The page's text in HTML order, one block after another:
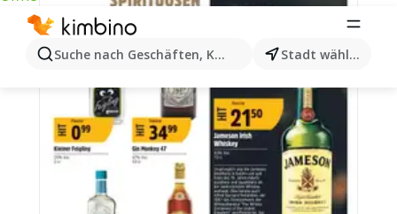
Suche nach Geschäften, Kategorien, Produkten...
Stadt wählen